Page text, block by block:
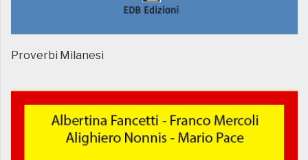
Proverbi Milanesi